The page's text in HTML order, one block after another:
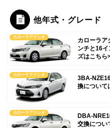
他年式・グレード
カローラアクシオ
カローラ
ンチと16
ズはこちら
カローラアクシオ
3BA-
換について
カローラアクシオ
DBA-
交換につい